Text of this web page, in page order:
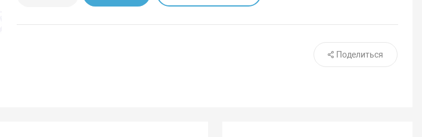
Поделиться